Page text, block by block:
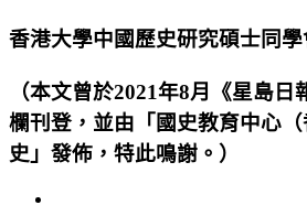
香港大學中國歷史研究碩士同
（本文曾於2021年8月《星島
欄刊登，並由「國史教育中心
史」發佈，特此鳴謝。）